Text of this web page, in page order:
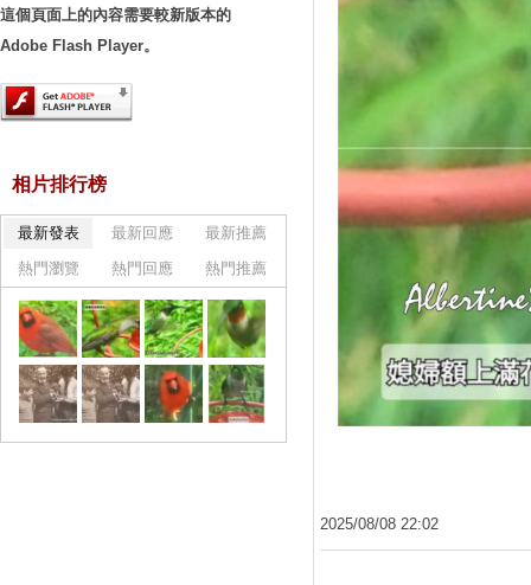
2025/08/08 22:02
這個頁面上的內容需要較新版本的
Adobe Flash Player。
相片排行榜
最新發表 最新回應
最新推薦
熱門瀏覽
熱門回應 熱門推薦